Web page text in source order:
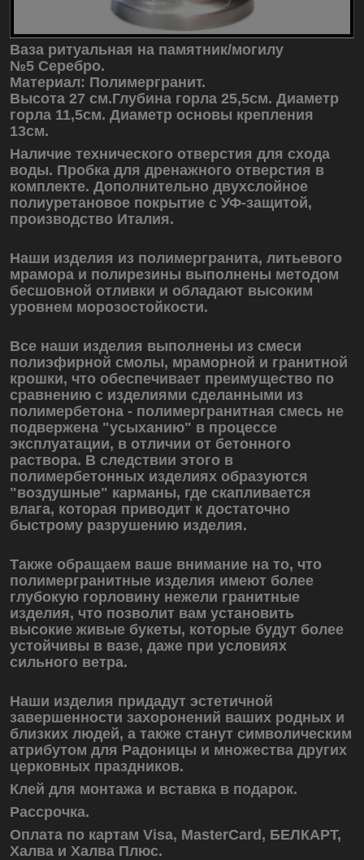
Ваза ритуальная на памятник/могилу
№5 Серебро.
Материал: Полимергранит.
Высота 27 см.Глубина горла 25,5см. Диаметр
горла 11,5см. Диаметр основы крепления
13см.
Наличие технического отверстия для схода
воды. Пробка для дренажного отверстия в
комплекте. Дополнительно двухслойное
полиуретановое покрытие с УФ-защитой,
производство Италия.
Наши изделия из полимергранита, литьевого
мрамора и полирезины выполнены методом
бесшовной отливки и обладают высоким
уровнем морозостойкости.
Все наши изделия выполнены из смеси
полиэфирной смолы, мраморной и гранитной
крошки, что обеспечивает преимущество по
сравнению с изделиями сделанными из
полимербетона - полимергранитная смесь не
подвержена "усыханию" в процессе
эксплуатации, в отличии от бетонного
раствора. В следствии этого в
полимербетонных изделиях образуются
"воздушные" карманы, где скапливается
влага, которая приводит к достаточно
быстрому разрушению изделия.
Также обращаем ваше внимание на то, что
полимергранитные изделия имеют более
глубокую горловину нежели гранитные
изделия, что позволит вам установить
высокие живые букеты, которые будут более
устойчивы в вазе, даже при условиях
сильного ветра.
Наши изделия придадут эстетичной
завершенности захоронений ваших родных и
близких людей, а также станут символическим
атрибутом для Радоницы и множества других
церковных праздников.
Клей для монтажа и вставка в подарок.
Рассрочка.
Оплата по картам Visa, MasterCard, БЕЛКАРТ,
Халва и Халва Плюс.